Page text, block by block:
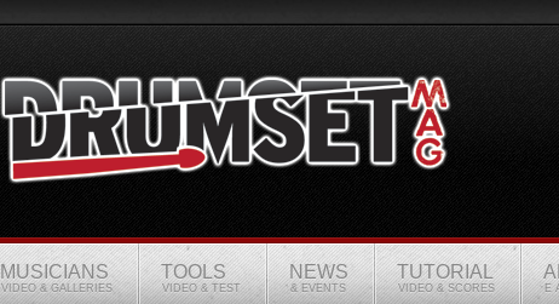
MUSICIANS
VIDEO & GALLERIES
TOOLS
VIDEO & TEST
NEWS
& EVENTS
TUTORIAL
VIDEO & SCORES E